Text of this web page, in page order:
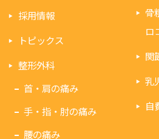
採用情報
トピックス
整形外科
首・肩の痛み
手・指・肘の痛み
腰の痛み
骨
ロ
関
乳
自